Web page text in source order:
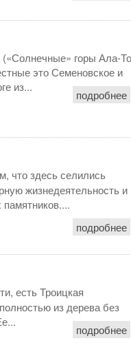
горы Ала-
это Семеновское и
из...
подробнее
что здесь селились
жизнедеятельность и
подробнее
есть Троицкая
из дерева без
подробнее